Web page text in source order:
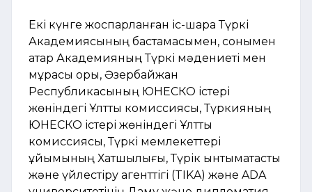
Екі күнге жоспарланған іс-шара Түркі
Академиясының бастамасымен, сонымен
қатар Академияның Түркі мәдениеті мен
мұрасы қоры, Әзербайжан
Республикасының ЮНЕСКО істері
жөніндегі Ұлттық комиссиясы, Түркияның
ЮНЕСКО істері жөніндегі Ұлттық
комиссиясы, Түркі мемлекеттері
ұйымының Хатшылығы, Түрік ынтымақтастық
және үйлестіру агенттігі (TIKA) және ADA